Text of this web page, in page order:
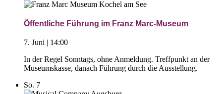
Öffentliche Führung im Franz Marc-Museum
7. Juni | 14:00
In der Regel Sonntags, ohne Anmeldung. Treffpunkt an der
Museumskasse, danach Führung durch die Ausstellung.
So. 7